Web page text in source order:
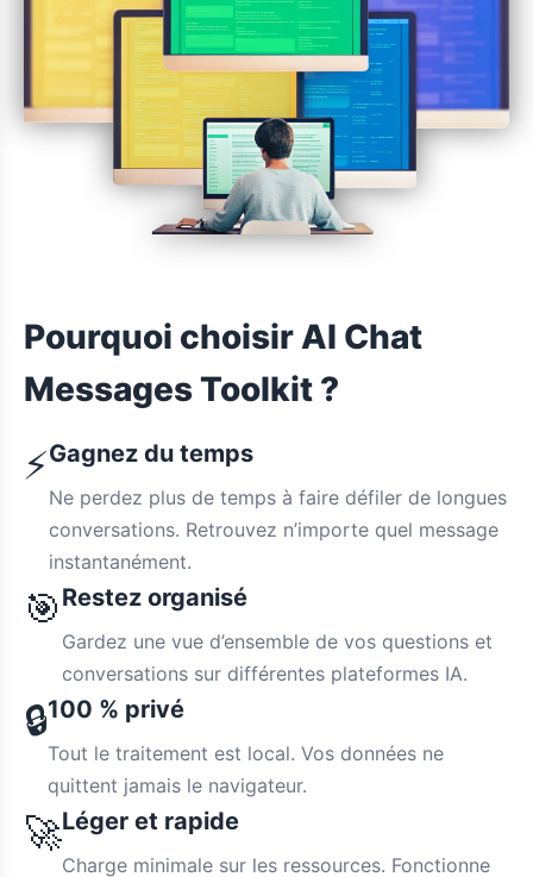
Pourquoi choisir AI Chat
Messages Toolkit ?
⚡Gagnez du temps
Ne perdez plus de temps à faire défiler de longues
conversations. Retrouvez n’importe quel message
instantanément.
🎯 Restez organisé
Gardez une vue d’ensemble de vos questions et
conversations sur différentes plateformes IA.
🔒100 % privé
Tout le traitement est local. Vos données ne
quittent jamais le navigateur.
🚀Léger et rapide
Charge minimale sur les ressources. Fonctionne